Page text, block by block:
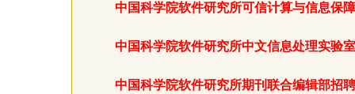
中国科学院软件研究所可信计算与信息保
中国科学院软件研究所中文信息处理实验
中国科学院软件研究所期刊联合编辑部招